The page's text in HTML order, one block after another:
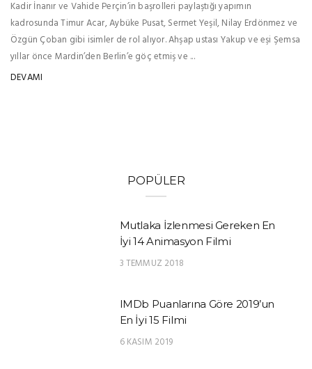
Kadir İnanır ve Vahide Perçin’in başrolleri paylaştığı yapımın
kadrosunda Timur Acar, Aybüke Pusat, Sermet Yeşil, Nilay Erdönmez ve
Özgün Çoban gibi isimler de rol alıyor. Ahşap ustası Yakup ve eşi Şemsa
yıllar önce Mardin’den Berlin’e göç etmiş ve ...
DEVAMI
POPÜLER
Mutlaka İzlenmesi Gereken En
İyi 14 Animasyon Filmi
3 TEMMUZ 2018
IMDb Puanlarına Göre 2019’un
En İyi 15 Filmi
6 KASIM 2019